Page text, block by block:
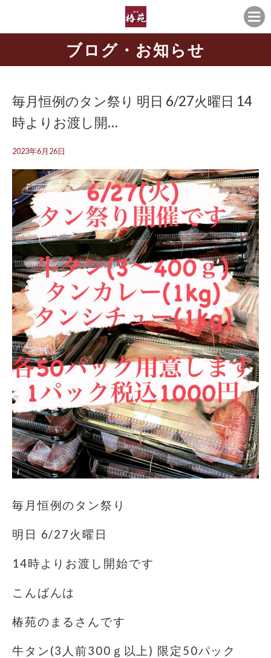
ブログ・お知らせ
毎月恒例のタン祭り 明日 6/27火曜日 14
時よりお渡し開…
2023年6月26日
毎月恒例のタン祭り
明日 6/27火曜日
14時よりお渡し開始です
こんばんは
椿苑のまるさんです
牛タン(3人前300ｇ以上) 限定50パック